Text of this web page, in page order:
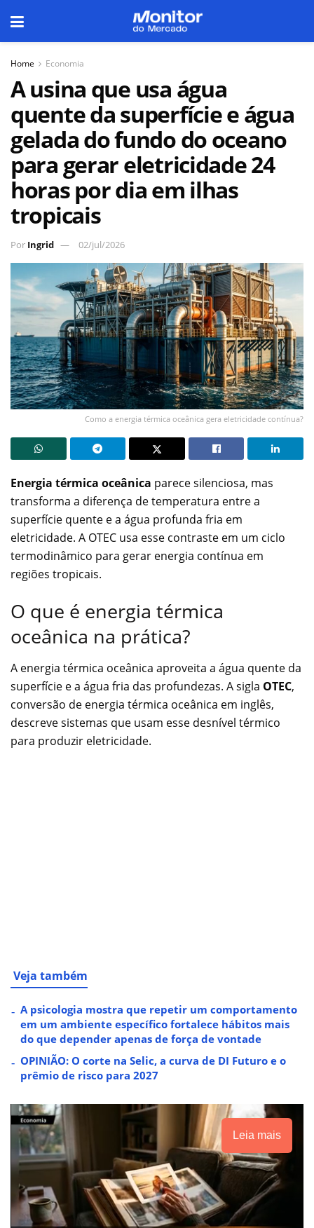
Home Economia
A usina que usa água
quente da superfície e água
gelada do fundo do oceano
para gerar eletricidade 24
horas por dia em ilhas
tropicais
Por Ingrid 02/jul/2026
Como a energia térmica oceânica gera eletricidade contínua?
Energia térmica oceânica parece silenciosa, mas
transforma a diferença de temperatura entre a
superfície quente e a água profunda fria em
eletricidade. A OTEC usa esse contraste em um ciclo
termodinâmico para gerar energia contínua em
regiões tropicais.
O que é energia térmica
oceânica na prática?
A energia térmica oceânica aproveita a água quente da
superfície e a água fria das profundezas. A sigla OTEC,
conversão de energia térmica oceânica em inglês,
descreve sistemas que usam esse desnível térmico
para produzir eletricidade.
Veja também
A psicologia mostra que repetir um comportamento
em um ambiente específico fortalece hábitos mais
do que depender apenas de força de vontade
OPINIÃO: O corte na Selic, a curva de DI Futuro e o
prêmio de risco para 2027
Leia mais